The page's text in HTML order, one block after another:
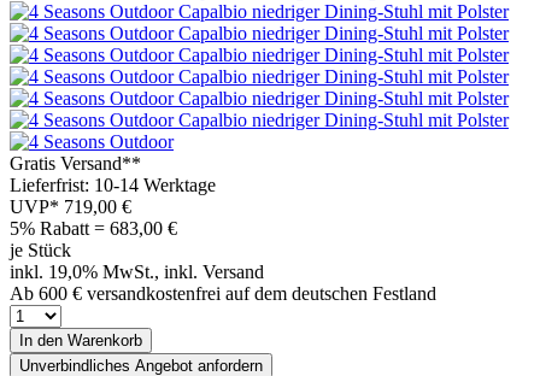
Gratis Versand**
Lieferfrist: 10-14 Werktage
UVP* 719,00 €
5% Rabatt = 683,00 €
je Stück
inkl. 19,0% MwSt., inkl. Versand
Ab 600 € versandkostenfrei auf dem deutschen Festland
In den Warenkorb
Unverbindliches Angebot anfordern